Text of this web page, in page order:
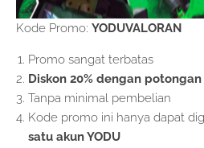
Kode Promo: YODUVALORAN
Promo sangat terbatas
Diskon 20% dengan
Tanpa minimal pembelian
Kode promo ini hanya dapat
satu akun YODU